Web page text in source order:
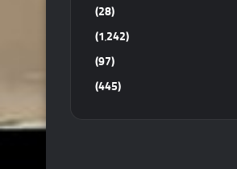
(28)
(1٬242)
(97)
(445)